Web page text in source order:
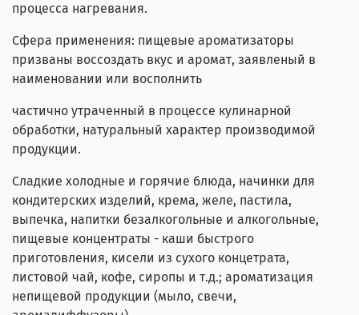
процесса нагревания.
Сфера применения: пищевые ароматизаторы
призваны воссоздать вкус и аромат, заявленый в
наименовании или восполнить
частично утраченный в процессе кулинарной
обработки, натуральный характер производимой
продукции.
Сладкие холодные и горячие блюда, начинки для
кондитерских изделий, крема, желе, пастила,
выпечка, напитки безалкогольные и алкогольные,
пищевые концентраты - каши быстрого
приготовления, кисели из сухого концетрата,
листовой чай, кофе, сиропы и т.д.; ароматизация
непищевой продукции (мыло, свечи,